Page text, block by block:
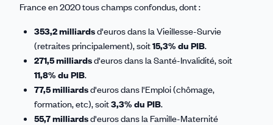
France en 2020 tous champs confondus, dont :
353,2 milliardsd'euros dans la Vieillesse-Survie
(retraites principalement), soit15,3% du PIB.
271,5 milliardsd'euros dans la Santé-Invalidité, soit
11,8% du PIB.
77,5 milliardsd'euros dans l'Emploi (chômage,
formation, etc), soit3,3% du PIB.
55,7 milliardsd'euros dans la Famille-Maternité